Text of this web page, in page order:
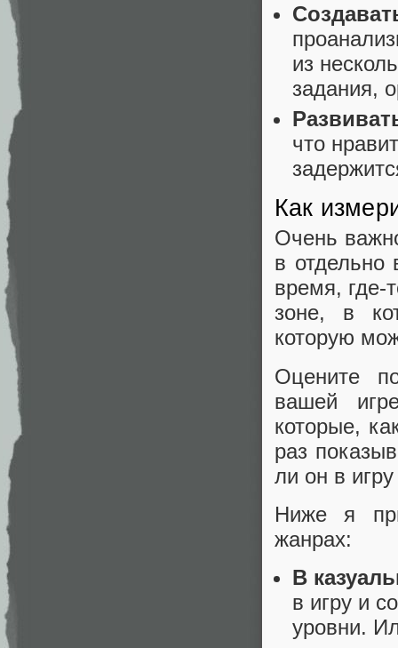
из
задания,
что
Как
Очень
в отдельно
время, где-
зоне, в
которую
Оцените
вашей
которые,
раз
ли он в
Ниже я
жанрах:
В
в игру и
уровни.